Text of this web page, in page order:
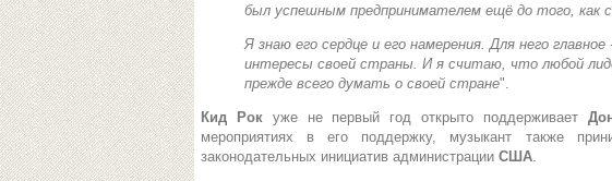
был успешным предпринимателем ещё до того, как
Я знаю его сердце и его намерения. Для него
интересы своей страны. И я считаю, что любой
прежде всего думать о своей стране".
Кид Рокуже не первый год открыто поддерживает
мероприятиях в его поддержку, музыкант также
законодательных инициатив администрации США.